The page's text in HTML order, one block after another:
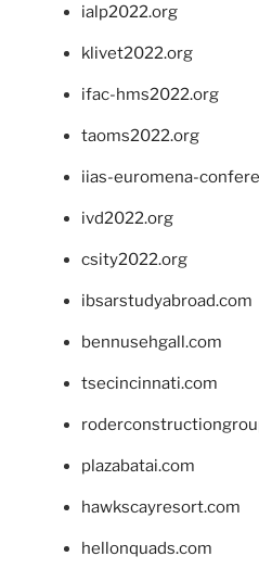
ialp2022.org
klivet2022.org
ifac-hms2022.org
taoms2022.org
iias-euromena-
ivd2022.org
csity2022.org
ibsarstudyabroad.com
bennusehgall.com
tsecincinnati.com
plazabatai.com
hawkscayresort.com
hellonquads.com